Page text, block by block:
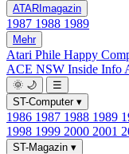
ATARImagazin
1987 1988 1989
Mehr
Atari Phile Happy
ACE NSW Inside Info
🌞 🌙
☰
ST-Computer ▾
1986 1987 1988 1989
1998 1999 2000 2001
ST-Magazin ▾